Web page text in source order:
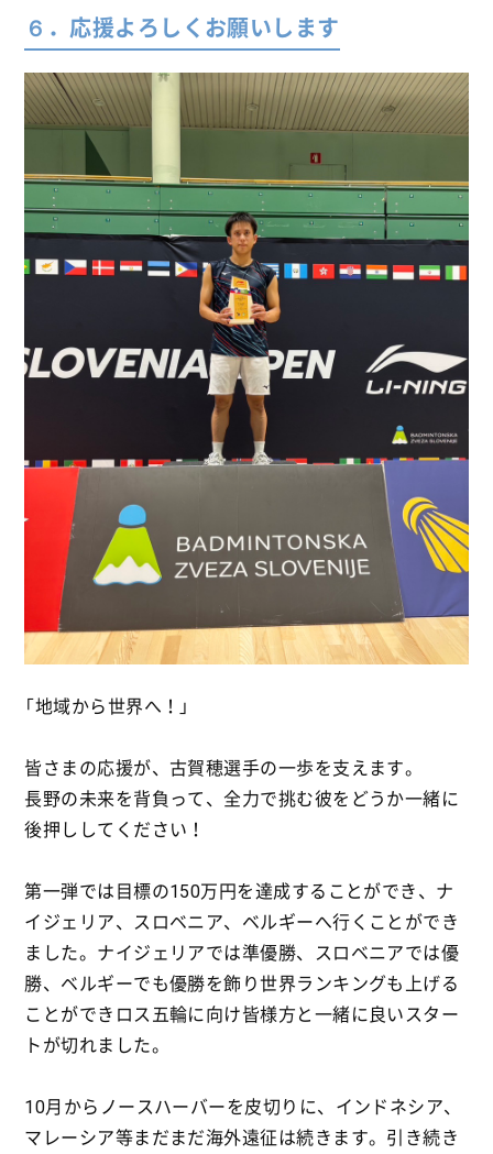
６．応援よろしくお願いします
「地域から世界へ！」
皆さまの応援が、古賀穂選手の一歩を支えます。
長野の未来を背負って、全力で挑む彼をどうか一緒に
後押ししてください！
第一弾では目標の150万円を達成することができ、ナ
イジェリア、スロベニア、ベルギーへ行くことができ
ました。ナイジェリアでは準優勝、スロベニアでは優
勝、ベルギーでも優勝を飾り世界ランキングも上げる
ことができロス五輪に向け皆様方と一緒に良いスター
トが切れました。
10月からノースハーバーを皮切りに、インドネシア、
マレーシア等まだまだ海外遠征は続きます。引き続き